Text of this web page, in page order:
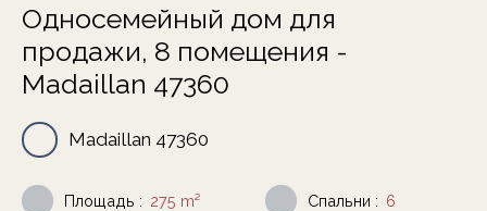
Односемейный дом для
продажи, 8 помещения -
Madaillan 47360
Madaillan 47360
Площадь : 275 m² Спальни : 6